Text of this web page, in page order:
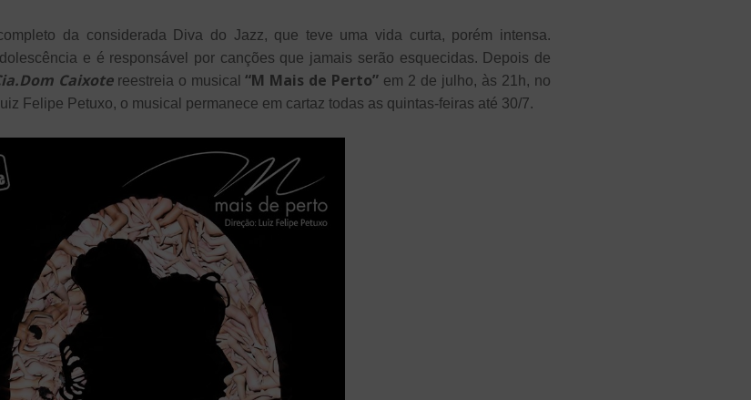
da considerada Diva do Jazz, que teve uma vida curta, porém intensa.
e é responsável por canções que jamais serão esquecidas. Depois de
Caixotereestreia o musical“M Mais de Perto” em 2 de julho, às 21h, no
Felipe Petuxo, o musical permanece em cartaz todas as quintas-feiras até 30/7.